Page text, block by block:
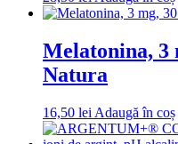
Melatonina, 3
Natura
16,50 lei Adaugă în coș